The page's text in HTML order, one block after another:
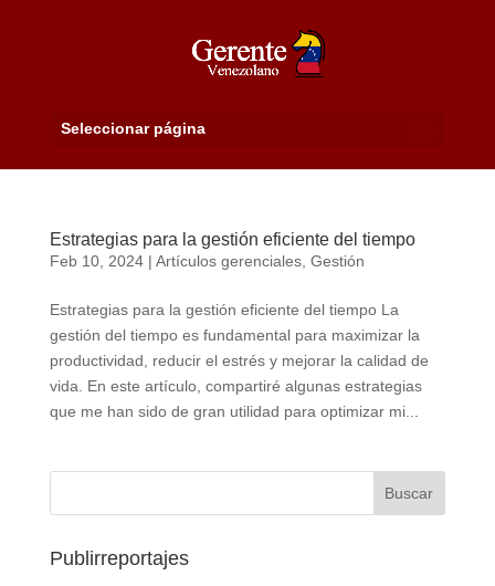
Seleccionar página
Estrategias para la gestión eficiente del tiempo
Feb 10, 2024| Artículos gerenciales, Gestión
Estrategias para la gestión eficiente del tiempo La
gestión del tiempo es fundamental para maximizar la
productividad, reducir el estrés y mejorar la calidad de
vida. En este artículo, compartiré algunas estrategias
que me han sido de gran utilidad para optimizar mi...
Publirreportajes